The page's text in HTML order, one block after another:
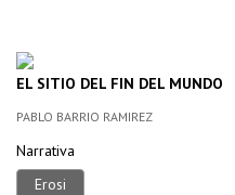
EL SITIO DEL FIN DEL MUNDO
PABLO BARRIO RAMIREZ
Narrativa
Erosi